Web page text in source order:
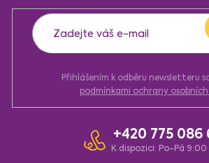
Přihlášením k odběru newsletteru
podmínkami ochrany
+420 775 086
K dispozici: Po-Pá 9:00